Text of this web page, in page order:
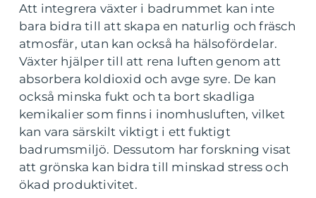
Att integrera växter i badrummet kan inte
bara bidra till att skapa en naturlig och fräsch
atmosfär, utan kan också ha hälsofördelar.
Växter hjälper till att rena luften genom att
absorbera koldioxid och avge syre. De kan
också minska fukt och ta bort skadliga
kemikalier som finns i inomhusluften, vilket
kan vara särskilt viktigt i ett fuktigt
badrumsmiljö. Dessutom har forskning visat
att grönska kan bidra till minskad stress och
ökad produktivitet.